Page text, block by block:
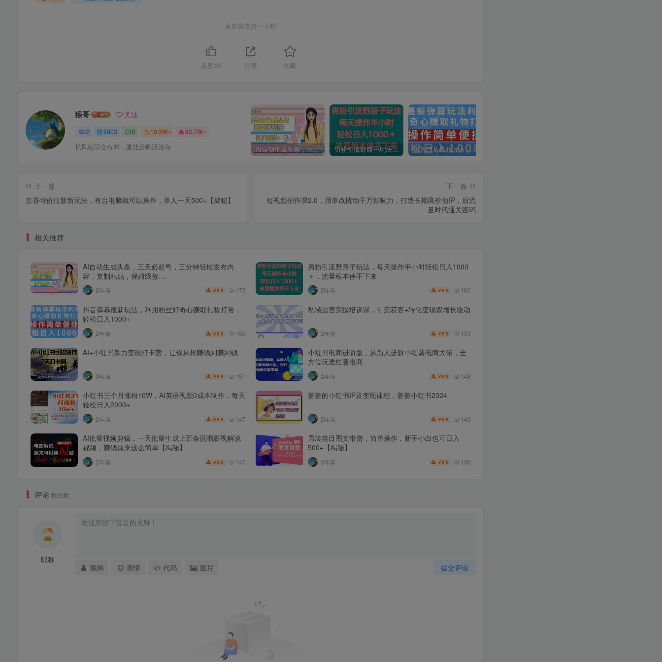
喜欢就支持一下吧
点赞 23 分享 收藏
猴哥 关注
2 9903 0 19.3W+ 82.7W+
长风破浪会有时，直挂云帆济沧海 AI自动生成头条，三天必起号，三分钟轻松发布内容，复制粘贴，保姆级教… 男粉引流野路子玩法，每天操作半小时轻松日入1000＋，流量根本停不下来 抖音弹幕最新玩法，利用粉丝好奇心赚取礼物打赏，轻松日入1000+
上一篇
京喜特价拉新新玩法，有台电脑就可以操作，单人一天500+【揭秘】
下一篇
短视频创作课2.0，用单点撬动千万影响力，打造长期高价值IP，后流
量时代通关密码
相关推荐
AI自动生成头条，三天必起号，三分钟轻松发布内
容，复制粘贴，保姆级教…
2年前 ￥9.9 173
男粉引流野路子玩法，每天操作半小时轻松日入1000
＋，流量根本停不下来
2年前 ￥9.9 160
抖音弹幕最新玩法，利用粉丝好奇心赚取礼物打赏，
轻松日入1000+
2年前 ￥9.9 156
私域运营实操培训课，引流获客+转化变现双增长驱动
2年前 ￥9.9 153
AI+小红书暴力变现打卡营，让你从想赚钱到赚到钱
3年前 ￥9.9 151
小红书电商进阶版，从新人进阶小红薯电商大佬，全
方位玩透红薯电商
2年前 ￥9.9 148
小红书三个月涨粉10W，AI英语视频0成本制作，每天
轻松日入2000+
2年前 ￥9.9 147
姜姜的小红书IP及变现课程，姜姜小红书2024
2年前 ￥9.9 143
AI批量视频剪辑，一天批量生成上百条说唱影视解说
视频，赚钱原来这么简单【揭秘】
2年前 ￥9.9 140
男装类目图文带货，简单操作，新手小白也可日入
500+【揭秘】
3年前 ￥9.9 136
评论 抢沙发
昵称
提交评论
昵称 表情 代码 图片